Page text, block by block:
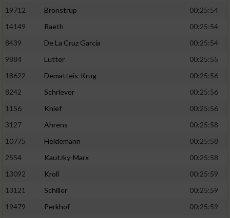
19712
Brönstrup
00:25:54
14149
Raeth
00:25:54
8439
De La Cruz Garcia
00:25:54
9884
Lutter
00:25:55
18622
Dematteis-Krug
00:25:56
8242
Schriever
00:25:56
1156
Knief
00:25:56
3127
Ahrens
00:25:58
10775
Heidemann
00:25:58
2554
Kautzky-Marx
00:25:58
13092
Kroll
00:25:59
13121
Schiller
00:25:59
19479
Perkhof
00:25:59
Analyse von Zielgruppen durch Statistiken
verschiedenen Quellen
Entwicklung und Verbesserung der Angebote
Verwendung reduzierter Daten zur Auswahl
Verwendung genauer Standortdaten